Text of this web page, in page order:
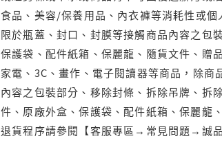
食品、美容/保養用品、內衣褲等消耗性或
限於瓶蓋、封口、封膜等接觸商品內容之包
保護袋、配件紙箱、保麗龍、隨貨文件、贈
家電、3C、畫作、電子閱讀器等商品，除
內容之包裝部分、移除封條、拆除吊牌、拆
件、原廠外盒、保護袋、配件紙箱、保麗龍
退貨程序請參閱【客服專區→常見問題→誠